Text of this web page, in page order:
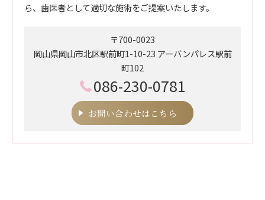
ら、歯医者として適切な施術をご提案いたします。
〒700-0023
岡山県岡山市北区駅前町1-10-23 アーバンパレス駅前
町102
086-230-0781
お問い合わせはこちら